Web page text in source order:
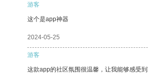
游客
这个是app神器
2024-05-25
游客
这款app的社区氛围很温馨，让我能够感受到